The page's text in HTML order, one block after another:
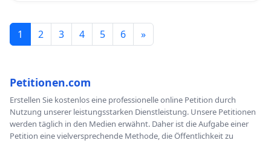
1 2 3 4 5 6 »
Petitionen.com
Erstellen Sie kostenlos eine professionelle online Petition durch
Nutzung unserer leistungsstarken Dienstleistung. Unsere Petitionen
werden täglich in den Medien erwähnt. Daher ist die Aufgabe einer
Petition eine vielversprechende Methode, die Öffentlichkeit zu